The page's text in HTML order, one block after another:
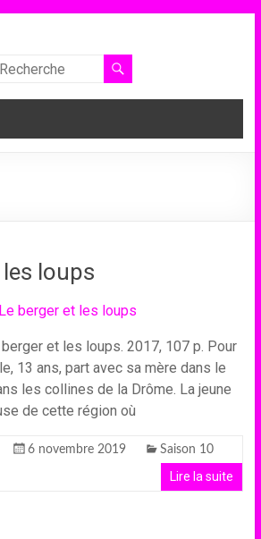
loups
et les loups. 2017, 107 p. Pour
13 ans, part avec sa mère dans le
les collines de la Drôme. La jeune
de cette région où
6 novembre 2019 Saison 10
Lire la suite